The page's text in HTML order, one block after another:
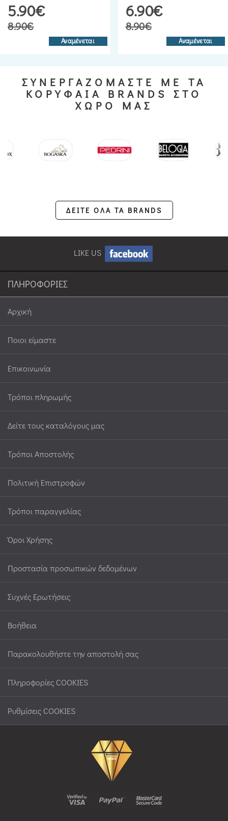
5.90€
8.90€
Αναμένεται
6.90€
8.90€
Αναμένεται
ΣΥΝΕΡΓΑΖΟΜΑΣΤΕ ΜΕ ΤΑ
ΚΟΡΥΦΑΙΑ BRANDS ΣΤΟ
ΧΩΡΟ ΜΑΣ
ΔΕΙΤΕ ΟΛΑ ΤΑ BRANDS
LIKE US
ΠΛΗΡΟΦΟΡΙΕΣ
Αρχική
Ποιοι είμαστε
Επικοινωνία
Τρόποι πληρωμής
Δείτε τους καταλόγους μας
Τρόποι Αποστολής
Πολιτική Επιστροφών
Τρόποι παραγγελίας
Όροι Χρήσης
Προστασία προσωπικών δεδομένων
Συχνές Ερωτήσεις
Βοήθεια
Παρακολουθήστε την αποστολή σας
Πληροφορίες COOKIES
Ρυθμίσεις COOKIES